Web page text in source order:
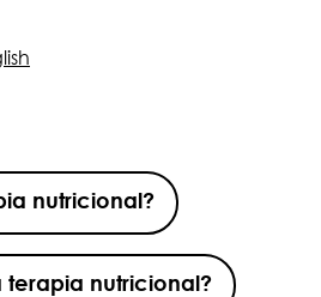
nutricional?
terapia nutricional?